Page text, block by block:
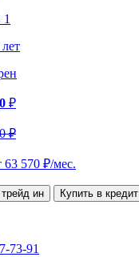
лет
₽
₽
63 570 ₽/мес.
ин Купить в кредит
73-91